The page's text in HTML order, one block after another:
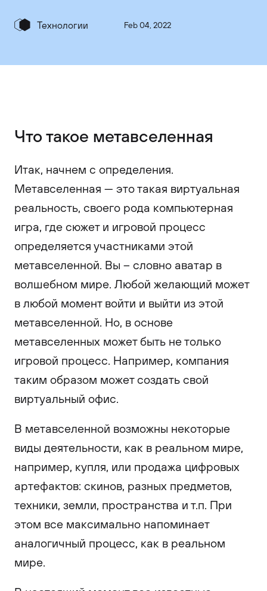
Технологии Feb 04, 2022
Что такое метавселенная
Итак, начнем с определения.
Метавселенная — это такая виртуальная
реальность, своего рода компьютерная
игра, где сюжет и игровой процесс
определяется участниками этой
метавселенной. Вы – словно аватар в
волшебном мире. Любой желающий может
в любой момент войти и выйти из этой
метавселенной. Но, в основе
метавселенных может быть не только
игровой процесс. Например, компания
таким образом может создать свой
виртуальный офис.
В метавселенной возможны некоторые
виды деятельности, как в реальном мире,
например, купля, или продажа цифровых
артефактов: скинов, разных предметов,
техники, земли, пространства и т.п. При
этом все максимально напоминает
аналогичный процесс, как в реальном
мире.